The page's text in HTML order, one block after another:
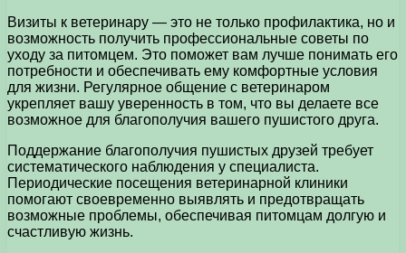
Визиты к ветеринару — это не только профилактика, но и
возможность получить профессиональные советы по
уходу за питомцем. Это поможет вам лучше понимать его
потребности и обеспечивать ему комфортные условия
для жизни. Регулярное общение с ветеринаром
укрепляет вашу уверенность в том, что вы делаете все
возможное для благополучия вашего пушистого друга.
Поддержание благополучия пушистых друзей требует
систематического наблюдения у специалиста.
Периодические посещения ветеринарной клиники
помогают своевременно выявлять и предотвращать
возможные проблемы, обеспечивая питомцам долгую и
счастливую жизнь.